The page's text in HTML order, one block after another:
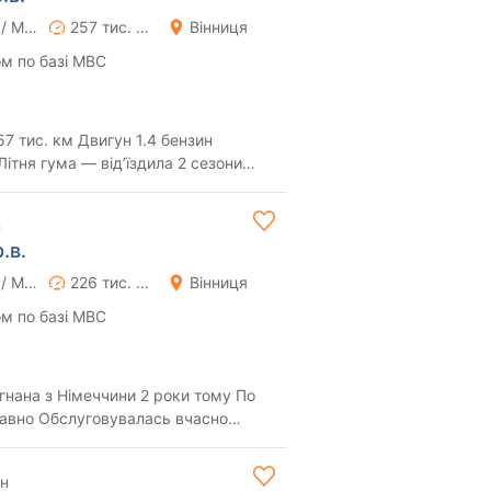
Ручна / Механіка 257 тис. км
Вінниця
по базі МВС
тис. км Двигун 1.4 бензин
Ручна / Механіка 226 тис. км
Вінниця
по базі МВС
з Німеччини 2 роки тому По
вчасно